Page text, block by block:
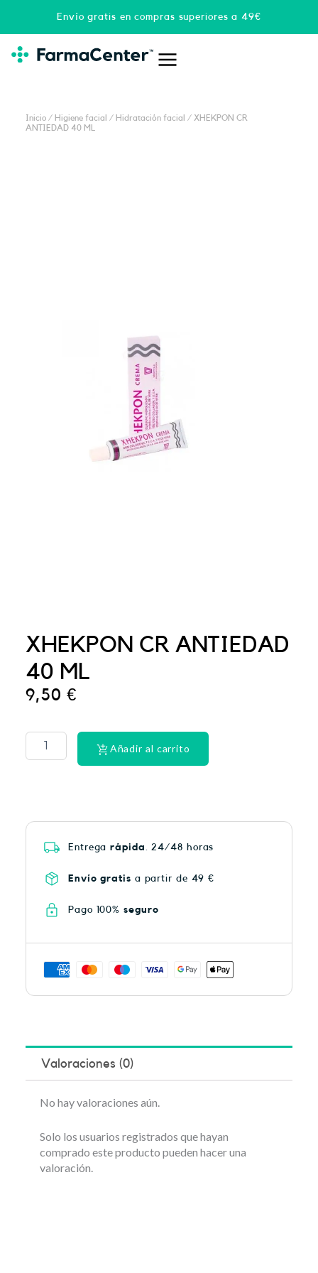
Envío gratis en compras superiores a 49€
Inicio / Higiene facial / Hidratación facial
/ XHEKPON CR
ANTIEDAD 40 ML
XHEKPON CR ANTIEDAD
40 ML
9,50 €
ULTRA
HEAT
PLUS
Añadir al carrito
Entregarápida . 24/48 horas
Envío gratis a partir de 49 €
Pago 100% seguro
Valoraciones (0)
No hay valoraciones aún.
Solo los usuarios registrados que hayan
comprado este producto pueden hacer una
valoración.